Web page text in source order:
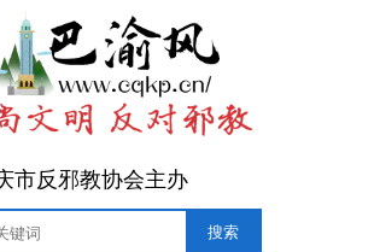
市反邪教协会主办